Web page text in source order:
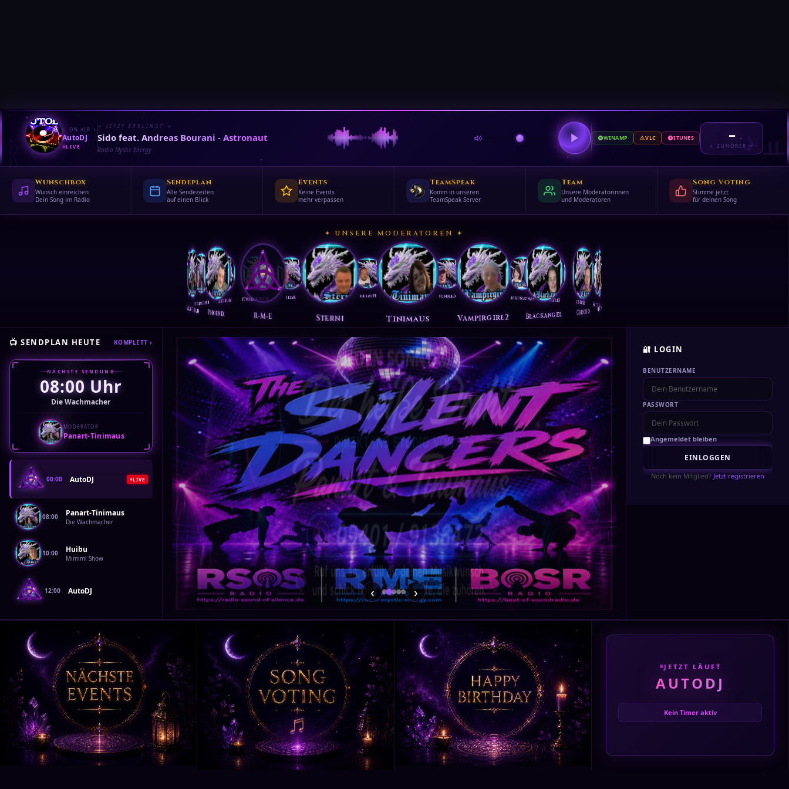
ᚱ ᚇ
᚟ ᙹ
☾ ON AIR ☿
AutoDJ
LIVE
✧ JETZT ERKLINGT ✧
Sido feat. Andreas Bourani - Astronaut
Radio Mystic Energy
WINAMP VLC ITUNES –
✧ ZUHÖRER ✧
Wunschbox
Wunsch einreichen
Dein Song im Radio
Sendeplan
Alle Sendezeiten
auf einen Blick
Events
Keine Events
mehr verpassen
TeamSpeak
Komm in unseren
TeamSpeak Server
Team
Unsere Moderatorinnen
und Moderatoren
Song Voting
Stimme jetzt
für deinen Song
✦ UNSERE MODERATOREN ✦
Blackangel Chrono Delfinchen
DJ-Nightflash
Ede1106
Elfe111
Fantasygirl
Fireman
Gernot
Giftzwerg1405
Hoschi
Huibu
Met1
monsterboy71
Muecke
nuggisangel
PanartPanart-Tinimaus Phoenix R-M-E Sterni Tinimaus Vampirgirl2
📺 SENDPLAN HEUTE KOMPLETT ›
NÄCHSTE SENDUNG
08:00 Uhr
Die Wachmacher
MODERATOR
Panart-Tinimaus
00:00 AutoDJ LIVE
08:00 Panart-Tinimaus
Die Wachmacher
10:00 Huibu
Mimimi Show
12:00 AutoDJ ‹ ›
🔐 LOGIN
BENUTZERNAME
PASSWORT
Angemeldet bleiben
Noch kein Mitglied? Jetzt registrieren
JETZT LÄUFT
AUTODJ
Kein Timer aktiv